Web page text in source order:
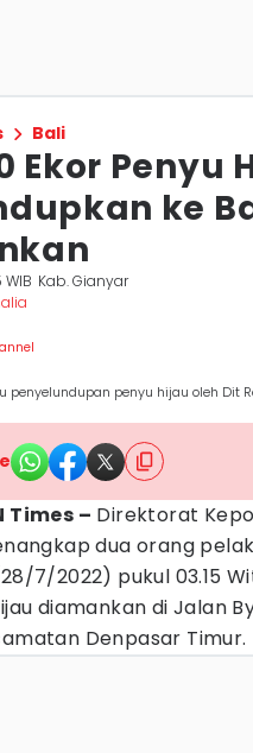
Bali
Ekor Penyu
ke
WIB Kab. Gianyar
penyelundupan penyu hijau oleh Dit
Times – Direktorat
dua orang
7/2022) pukul 03.15
diamankan di Jalan
Denpasar Timur.